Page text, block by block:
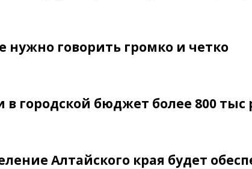
нужно говорить громко и четко
городской бюджет более 800 тыс
Алтайского края будет